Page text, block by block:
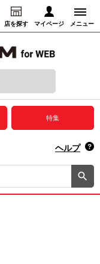
店を探す マイページ メニュー
録音からさがす
特集
ヘルプ